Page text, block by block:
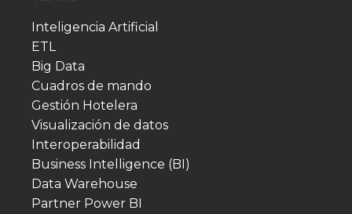
Inteligencia Artificial
ETL
Big Data
Cuadros de mando
Gestión Hotelera
Visualización de datos
Interoperabilidad
Business Intelligence (BI)
Data Warehouse
Partner Power BI